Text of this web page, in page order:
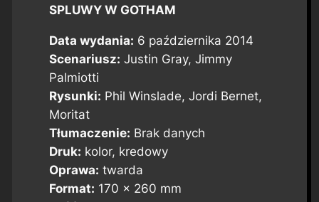
SPLUWY W GOTHAM
Data wydania: 6 października 2014
Scenariusz: Justin Gray, Jimmy
Palmiotti
Rysunki: Phil Winslade, Jordi Bernet,
Moritat
Tłumaczenie: Brak danych
Druk: kolor, kredowy
Oprawa: twarda
Format: 170 x 260 mm